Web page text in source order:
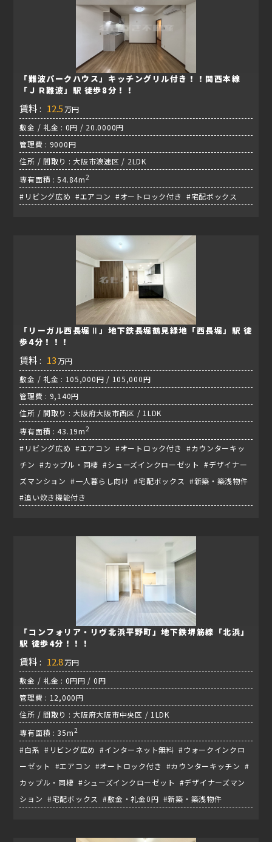
「難波パークハウス」キッチングリル付き！！関西本線
「ＪＲ難波」駅 徒歩8分！！
賃料 : 12.5 万円
敷金 / 礼金 : 0円 / 20.0000円
管理費 : 9000円
住所 / 間取り : 大阪市浪速区 / 2LDK
専有面積 : 54.84m2
#リビング広め #エアコン #オートロック付き #宅配ボックス
「リーガル西長堀Ⅱ」地下鉄長堀鶴見緑地「西長堀」駅 徒
歩4分！！！
賃料 : 13 万円
敷金 / 礼金 : 105,000円 / 105,000円
管理費 : 9,140円
住所 / 間取り : 大阪府大阪市西区 / 1LDK
専有面積 : 43.19m2
#リビング広め #エアコン #オートロック付き #カウンターキッ
チン #カップル・同棲 #シューズインクローゼット #デザイナー
ズマンション #一人暮らし向け #宅配ボックス #新築・築浅物件
#追い炊き機能付き
「コンフォリア・リヴ北浜平野町」地下鉄堺筋線「北浜」
駅 徒歩4分！！！
賃料 : 12.8万円
敷金 / 礼金 : 0円円 / 0円
管理費 : 12,000円
住所 / 間取り : 大阪府大阪市中央区 / 1LDK
専有面積 : 35m2
#白系 #リビング広め #インターネット無料 #ウォークインクロ
ーゼット #エアコン #オートロック付き #カウンターキッチン #
カップル・同棲 #シューズインクローゼット #デザイナーズマン
ション #宅配ボックス #敷金・礼金0円 #新築・築浅物件